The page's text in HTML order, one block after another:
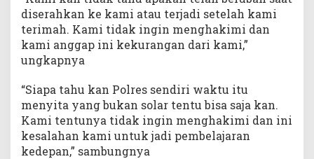
diserahkan ke kami atau terjadi setelah kami
terimah. Kami tidak ingin menghakimi dan
kami anggap ini kekurangan dari kami,”
ungkapnya
“Siapa tahu kan Polres sendiri waktu itu
menyita yang bukan solar tentu bisa saja kan.
Kami tentunya tidak ingin menghakimi dan ini
kesalahan kami untuk jadi pembelajaran
kedepan,” sambungnya